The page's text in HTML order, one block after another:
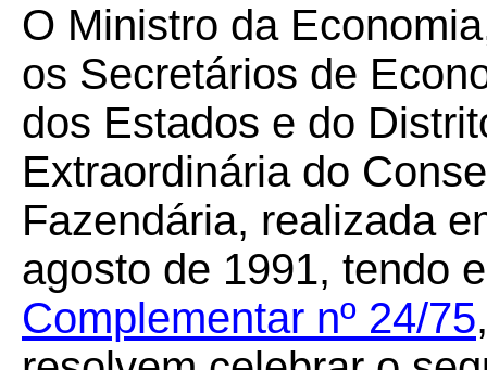
O Ministro da
os Secretários de
dos Estados e do
Extraordinária do
Fazendária, realizada
agosto de 1991, tendo
Complementar nº 24/75